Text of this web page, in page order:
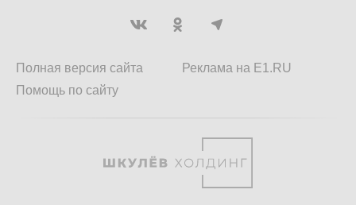
Полная версия сайта
Помощь по сайту
Реклама на E1.RU